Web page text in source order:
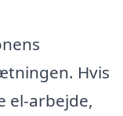
Hvis
el-arbejde,